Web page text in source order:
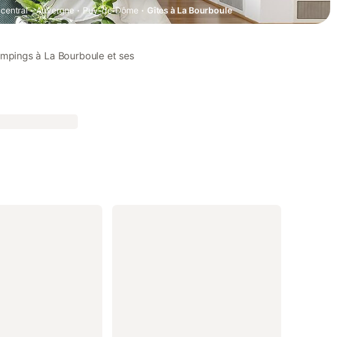
· Auvergne · Puy-de-Dôme · Gîtes à La Bourboule
à La Bourboule et ses